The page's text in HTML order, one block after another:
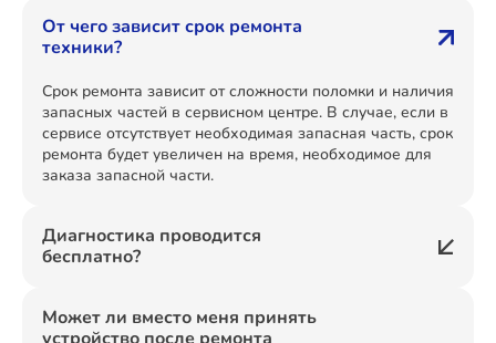
От чего зависит срок ремонта
техники?
Срок ремонта зависит от сложности поломки и наличия
запасных частей в сервисном центре. В случае, если в
сервисе отсутствует необходимая запасная часть, срок
ремонта будет увеличен на время, необходимое для
заказа запасной части.
Диагностика проводится
бесплатно?
Может ли вместо меня принять